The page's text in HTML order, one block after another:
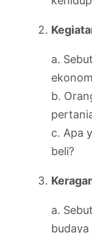
a.
b.
c. Apa
beli?
a.
budaya